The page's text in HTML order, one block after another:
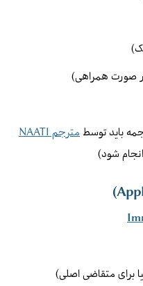
صورت همراهی)
باید توسط مترجم NAATI
شود)